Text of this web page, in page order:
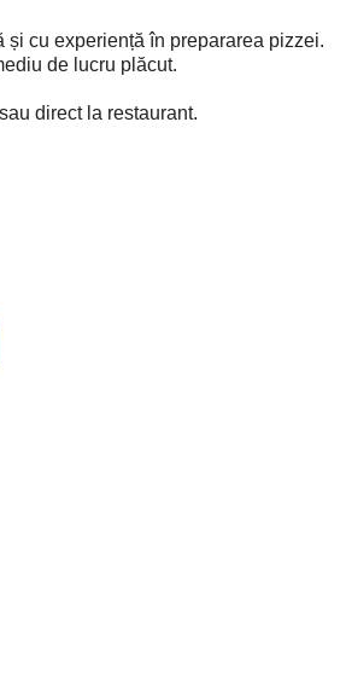
cu experiență în prepararea pizzei.
de lucru plăcut.
direct la restaurant.